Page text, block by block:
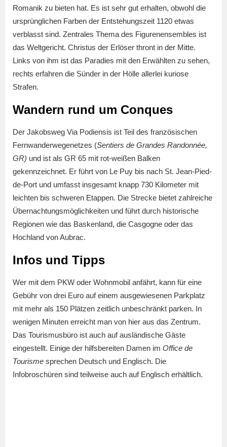
Romanik zu bieten hat. Es ist sehr gut erhalten, obwohl die
ursprünglichen Farben der Entstehungszeit 1120 etwas
verblasst sind. Zentrales Thema des Figurenensembles ist
das Weltgericht. Christus der Erlöser thront in der Mitte.
Links von ihm ist das Paradies mit den Erwählten zu sehen,
rechts erfahren die Sünder in der Hölle allerlei kuriose
Strafen.
Wandern rund um Conques
Der Jakobsweg Via Podiensis ist Teil des französischen
Fernwanderwegenetzes (Sentiers de Grandes Randonnée,
GR) und ist als GR 65 mit rot-weißen Balken
gekennzeichnet. Er führt von Le Puy bis nach St. Jean-Pied-
de-Port und umfasst insgesamt knapp 730 Kilometer mit
leichten bis schweren Etappen. Die Strecke bietet zahlreiche
Übernachtungsmöglichkeiten und führt durch historische
Regionen wie das Baskenland, die Casgogne oder das
Hochland von Aubrac.
Infos und Tipps
Wer mit dem PKW oder Wohnmobil anfährt, kann für eine
Gebühr von drei Euro auf einem ausgewiesenen Parkplatz
mit mehr als 150 Plätzen zeitlich unbeschränkt parken. In
wenigen Minuten erreicht man von hier aus das Zentrum.
Das Tourismusbüro ist auch auf ausländische Gäste
eingestellt. Einige der hilfsbereiten Damen im Office de
Tourisme sprechen Deutsch und Englisch. Die
Infobroschüren sind teilweise auch auf Englisch erhältlich.